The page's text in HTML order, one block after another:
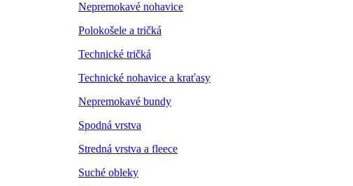
Nepremokavé nohavice
Polokošele a tričká
Technické tričká
Technické nohavice a kraťasy
Nepremokavé bundy
Spodná vrstva
Stredná vrstva a fleece
Suché obleky